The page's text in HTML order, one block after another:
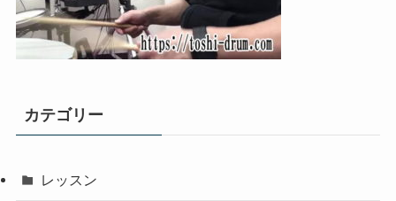
カテゴリー
レッスン